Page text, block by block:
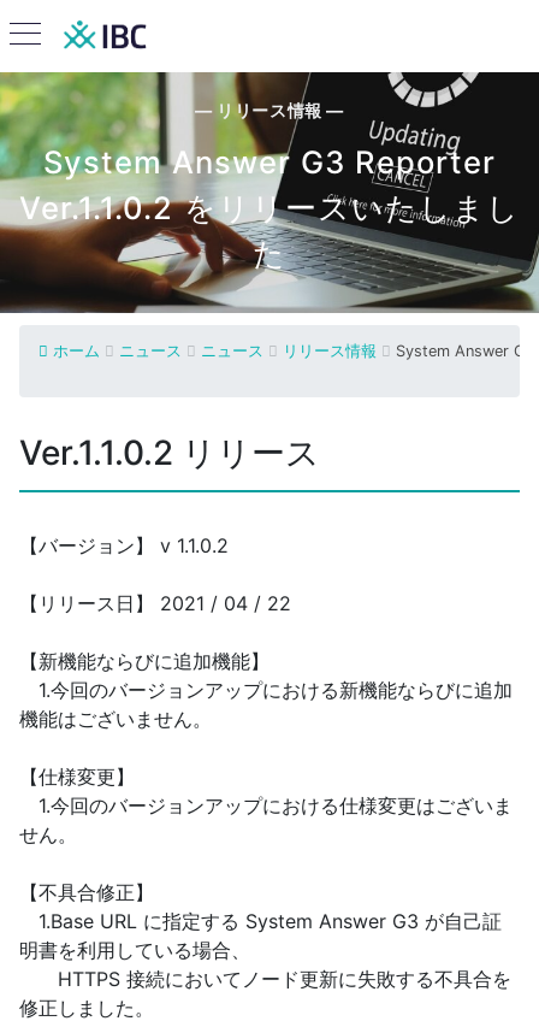
— リリース情報 —
System Answer G3 Reporter
Ver.1.1.0.2 をリリースいたしまし
た
ホーム ニュース ニュース リリース情報 System Answer G3
Ver.1.1.0.2 リリース
【バージョン】 v 1.1.0.2
【リリース日】 2021 / 04 / 22
【新機能ならびに追加機能】
1.今回のバージョンアップにおける新機能ならびに追加
機能はございません。
【仕様変更】
1.今回のバージョンアップにおける仕様変更はございま
せん。
【不具合修正】
1.Base URL に指定する System Answer G3 が自己証
明書を利用している場合、
HTTPS 接続においてノード更新に失敗する不具合を
修正しました。